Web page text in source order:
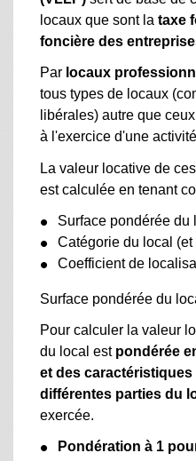
locaux que sont la taxe
foncière des
Par locaux
tous types de locaux
libérales) autre que
à l'exercice d'une
La valeur locative de
est calculée en tenant
Surface pondérée du
Catégorie du local
Coefficient de
Surface pondérée du
Pour calculer la valeur
du local est pondérée
et des
différentes parties du
exercée.
Pondération à 1